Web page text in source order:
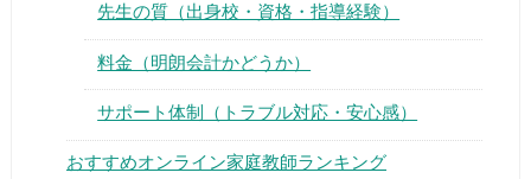
先生の質（出身校・資格・指導経験）
料金（明朗会計かどうか）
サポート体制（トラブル対応・安心感）
おすすめオンライン家庭教師ランキング